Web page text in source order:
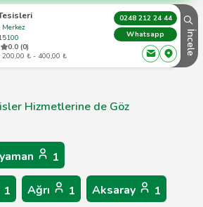
0.0 (0)
200,00 ₺ - 400,00 ₺
0248 212 24 44
Whatsapp
İncele
Hizmetlerine de Göz
1
1 Ağrı 1 Aksaray 1